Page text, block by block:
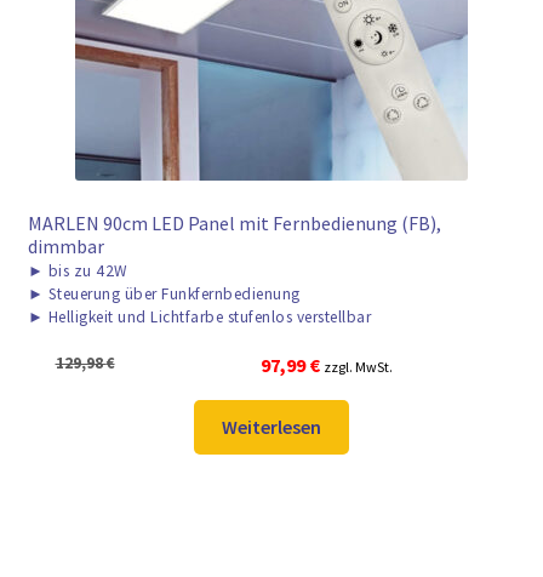
► ZAHLARTEN
► VERSANDARTEN
MARLEN 90cm LED Panel mit Fernbedienung (FB),
dimmbar
► bis zu 42W
► Steuerung über Funkfernbedienung
► Helligkeit und Lichtfarbe stufenlos verstellbar
129,98€
Ursprünglicher
Preis
war:
129,98 €
97,99€Aktueller
Preis
ist:
97,99 €.
zzgl. MwSt.
Weiterlesen